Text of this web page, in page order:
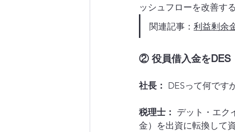
ッシュフローを改善す
関連記事： 利益剰余
② 役員借入金をDES
社長： DESって何です
税理士： デット・エク
金）を出資に転換して